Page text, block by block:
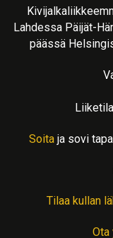
Lahdessa Päijät-
päässä
Soita ja sovi
Tilaa kullan
Ota